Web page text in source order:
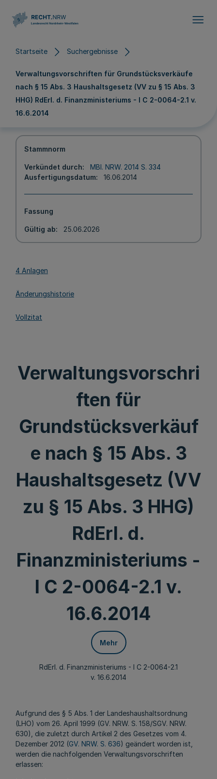
Startseite Suchergebnisse
Verwaltungsvorschriften für Grundstücksverkäufe
nach § 15 Abs. 3 Haushaltsgesetz (VV zu § 15 Abs. 3
HHG) RdErl. d. Finanzministeriums - I C 2-0064-2.1 v.
16.6.2014
Stammnorm
Verkündet durch
MBl. NRW. 2014 S. 334
Ausfertigungsdatum
16.06.2014
Fassung
Gültig ab 25.06.2026
4 Anlagen
Änderungshistorie
Vollzitat
Verwaltungsvorschri
ften für
Grundstücksverkäuf
e nach § 15 Abs. 3
Haushaltsgesetz (VV
zu § 15 Abs. 3 HHG)
RdErl. d.
Finanzministeriums -
I C 2-0064-2.1 v.
16.6.2014
Mehr
RdErl. d. Finanzministeriums - I C 2-0064-2.1
v. 16.6.2014
Aufgrund des § 5 Abs. 1 der Landeshaushaltsordnung
(LHO) vom 26. April 1999 (GV. NRW. S. 158/SGV. NRW.
630), die zuletzt durch Artikel 2 des Gesetzes vom 4.
Dezember 2012 (GV. NRW. S. 636) geändert worden ist,
werden die nachfolgenden Verwaltungsvorschriften
erlassen: